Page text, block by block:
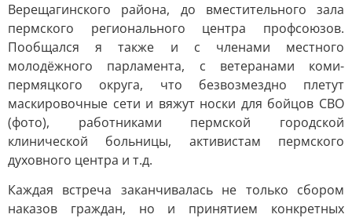
Верещагинского района, до вместительного зала
пермского регионального центра профсоюзов.
Пообщался я также и с членами местного
молодёжного парламента, с ветеранами коми-
пермяцкого округа, что безвозмездно плетут
маскировочные сети и вяжут носки для бойцов СВО
(фото), работниками пермской городской
клинической больницы, активистам пермского
духовного центра и т.д.
Каждая встреча заканчивалась не только сбором
наказов граждан, но и принятием конкретных